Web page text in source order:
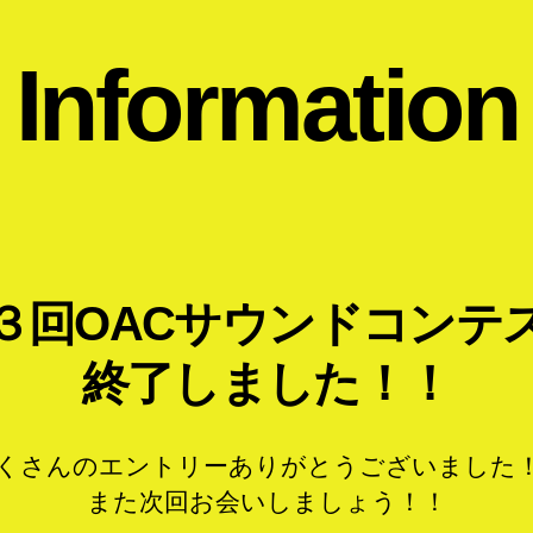
Information
回OACサウンドコンテ
終了しました！！
さんのエントリーありがとうございました
また次回お会いしましょう！！